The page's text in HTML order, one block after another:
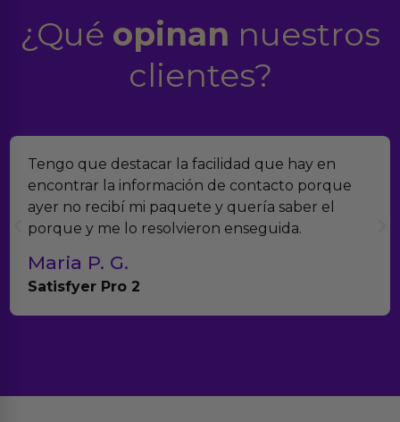
¿Qué opinan nuestros
clientes?
Encontramos Erotiks a través de Google y la
verdad es que nos han sorprendido. Tienen
muchísimos productos y han sido super atentos
con el seguimiento del pedido.
Teresa y Diego
Anna Huevo Vibrador